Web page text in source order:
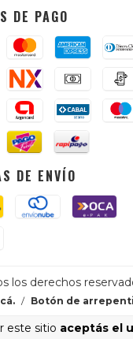
este sitio aceptás el
DE PAGO
DE ENVÍO
los derechos
/ Botón de